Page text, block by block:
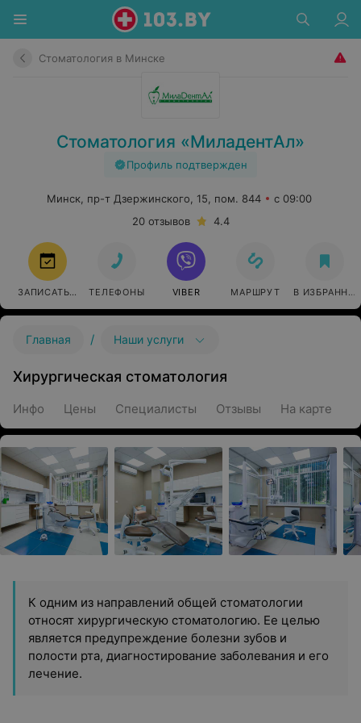
Стоматология в Минске
Стоматология «МиладентАл»
Профиль подтвержден
Минск, пр-т Дзержинского, 15, пом. 844
с 09:00
20 отзывов
4.4
ЗАПИСАТЬСЯ ТЕЛЕФОНЫ VIBER МАРШРУТ В ИЗБРАННОЕ
Главная / Наши услуги
Хирургическая стоматология
Инфо Цены Специалисты Отзывы На карте
К одним из направлений общей стоматологии
относят хирургическую стоматологию. Ее целью
является предупреждение болезни зубов и
полости рта, диагностирование заболевания и его
лечение.